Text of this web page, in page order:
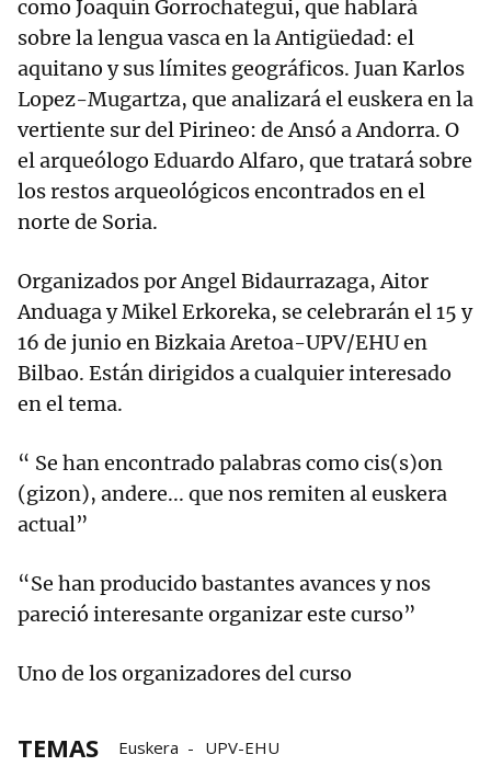
como Joaquín Gorrochategui, que hablará
sobre la lengua vasca en la Antigüedad: el
aquitano y sus límites geográficos. Juan Karlos
Lopez-Mugartza, que analizará el euskera en la
vertiente sur del Pirineo: de Ansó a Andorra. O
el arqueólogo Eduardo Alfaro, que tratará sobre
los restos arqueológicos encontrados en el
norte de Soria.
Organizados por Angel Bidaurrazaga, Aitor
Anduaga y Mikel Erkoreka, se celebrarán el 15 y
16 de junio en Bizkaia Aretoa-UPV/EHU en
Bilbao. Están dirigidos a cualquier interesado
en el tema.
“ Se han encontrado palabras como cis(s)on
(gizon), andere... que nos remiten al euskera
actual”
“Se han producido bastantes avances y nos
pareció interesante organizar este curso”
Uno de los organizadores del curso
TEMAS Euskera UPV-EHU